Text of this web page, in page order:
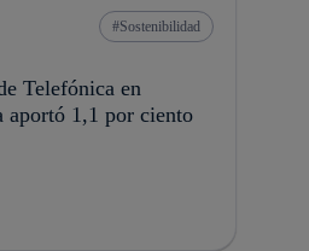
Sostenibilidad
Telefónica en
aportó 1,1 por ciento